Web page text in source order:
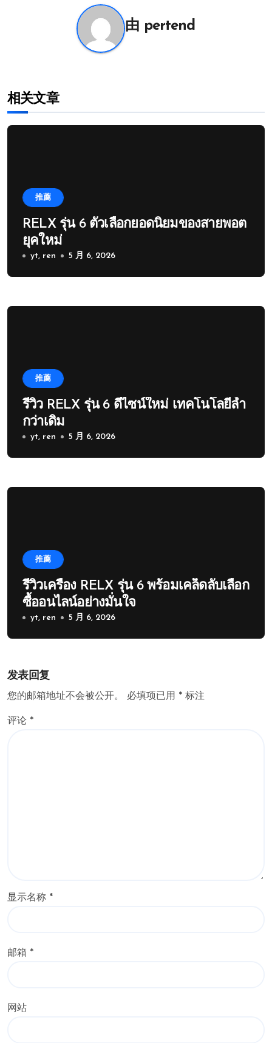
由 pertend
相关文章
推薦
RELX รุ่น 6 ตัวเลือกยอดนิยมของสายพอต
ยุคใหม่
yt, ren 5 月 6, 2026
推薦
รีวิว RELX รุ่น 6 ดีไซน์ใหม่ เทคโนโลยีล้ำ
กว่าเดิม
yt, ren 5 月 6, 2026
推薦
รีวิวเครื่อง RELX รุ่น 6 พร้อมเคล็ดลับเลือก
ซื้ออนไลน์อย่างมั่นใจ
yt, ren 5 月 6, 2026
发表回复
您的邮箱地址不会被公开。 必填项已用 * 标注
评论 *
显示名称 *
邮箱 *
网站